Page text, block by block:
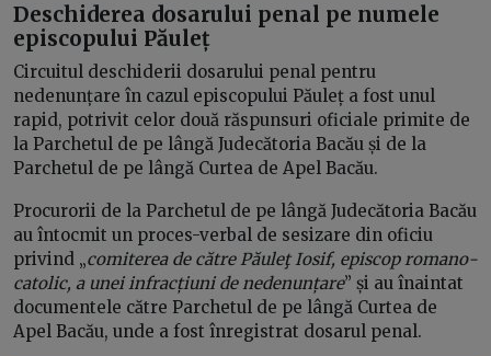
Deschiderea dosarului penal pe numele
episcopului Păuleț
Circuitul deschiderii dosarului penal pentru
nedenunțare în cazul episcopului Păuleț a fost unul
rapid, potrivit celor două răspunsuri oficiale primite de
la Parchetul de pe lângă Judecătoria Bacău și de la
Parchetul de pe lângă Curtea de Apel Bacău.
Procurorii de la Parchetul de pe lângă Judecătoria Bacău
au întocmit un proces-verbal de sesizare din oficiu
privind „comiterea de către Păuleţ Iosif, episcop romano-
catolic, a unei infracțiuni de nedenunțare” și au înaintat
documentele către Parchetul de pe lângă Curtea de
Apel Bacău, unde a fost înregistrat dosarul penal.